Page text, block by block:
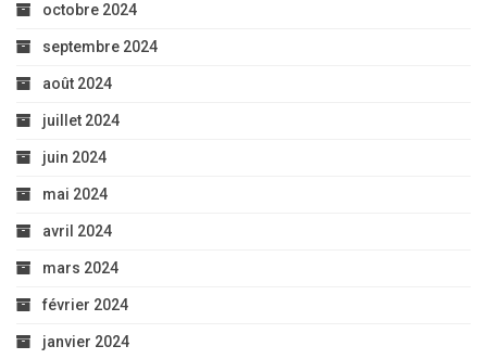
octobre 2024
septembre 2024
août 2024
juillet 2024
juin 2024
mai 2024
avril 2024
mars 2024
février 2024
janvier 2024